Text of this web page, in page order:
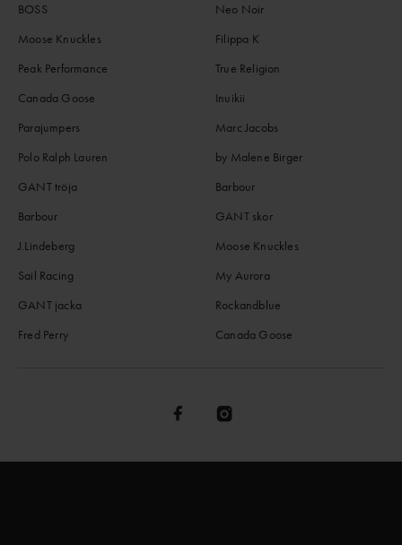
BOSS
Moose Knuckles
Peak Performance
Canada Goose
Parajumpers
Polo Ralph Lauren
GANT tröja
Barbour
J.Lindeberg
Sail Racing
GANT jacka
Fred Perry
Neo Noir
Filippa K
True Religion
Inuikii
Marc Jacobs
by Malene Birger
Barbour
GANT skor
Moose Knuckles
My Aurora
Rockandblue
Canada Goose